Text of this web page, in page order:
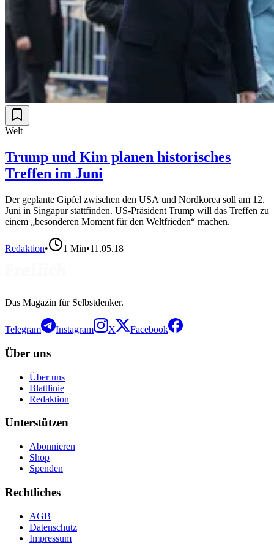
Welt
Trump und Kim planen historisches
Treffen im Juni
Der geplante Gipfel zwischen den USA und Nordkorea soll am 12.
Juni in Singapur stattfinden. US-Präsident Trump will das Treffen zu
einem „besonderen Moment für den Weltfrieden“ machen.
Redaktion• 1 Min•11.05.18
Das Magazin für Selbstdenker.
Telegram Instagram X Facebook
Über uns
Über uns
Blattlinie
Redaktion
Unterstützen
Abonnieren
Shop
Spenden
Rechtliches
AGB
Datenschutz
Impressum